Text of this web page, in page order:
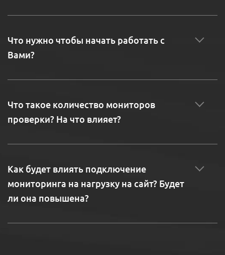
Что нужно чтобы начать работать с
Вами?
Что такое количество мониторов
проверки? На что влияет?
Как будет влиять подключение
мониторинга на нагрузку на сайт? Будет
ли она повышена?